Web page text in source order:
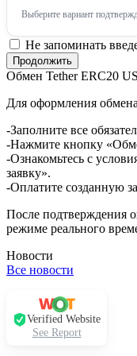
Выберите вариант
Не запоминать
Обмен Tether ERC20
Для оформления
-Заполните все
-Нажмите кнопку
-Ознакомьтесь с
заявку».
-Оплатите созданную
После подтверждения
режиме реального
Новости
Все новости
Verified Website
See Report